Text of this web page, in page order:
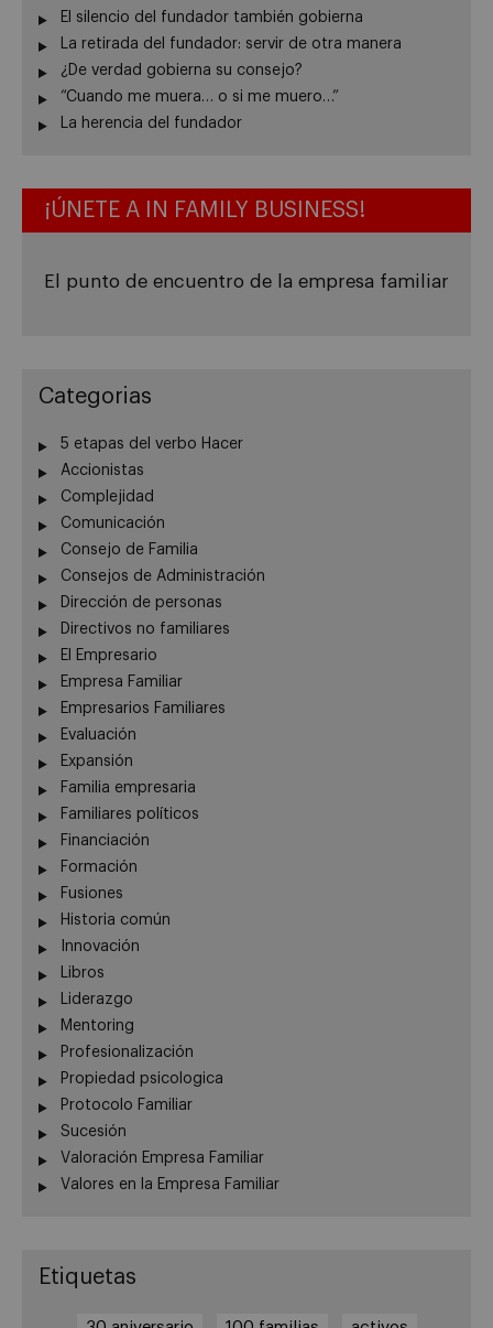
El silencio del fundador también gobierna
La retirada del fundador: servir de otra manera
¿De verdad gobierna su consejo?
“Cuando me muera… o si me muero…”
La herencia del fundador
¡ÚNETE A IN FAMILY BUSINESS!
El punto de encuentro de la empresa familiar
Categorias
5 etapas del verbo Hacer
Accionistas
Complejidad
Comunicación
Consejo de Familia
Consejos de Administración
Dirección de personas
Directivos no familiares
El Empresario
Empresa Familiar
Empresarios Familiares
Evaluación
Expansión
Familia empresaria
Familiares políticos
Financiación
Formación
Fusiones
Historia común
Innovación
Libros
Liderazgo
Mentoring
Profesionalización
Propiedad psicologica
Protocolo Familiar
Sucesión
Valoración Empresa Familiar
Valores en la Empresa Familiar
Etiquetas